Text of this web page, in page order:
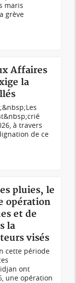
maris
grève
Affaires
la
à travers
de ce
pluies, le
opération
et de
la
visés
cette période
ont
une opération